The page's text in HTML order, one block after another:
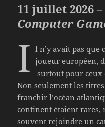
11 juillet 2026
Computer
I l n’y avait pas que
joueur européen,
surtout pour
Non seulement les
franchir l’océan
continent étaient rares,
souvent rejoindre un